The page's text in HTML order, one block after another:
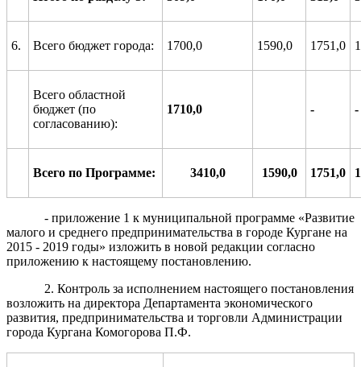
6. Всего бюджет города: 1700,0 1590,0 1751,0
Всего областной
бюджет (по
согласованию):
1710,0 - -
Всего по Программе: 3410,0 1590,0 1751,0
- приложение 1 к муниципальной программе «Развитие
малого и среднего предпринимательства в городе Кургане на
2015 - 2019 годы» изложить в новой редакции согласно
приложению к настоящему постановлению.
2. Контроль за исполнением настоящего постановления
возложить на директора Департамента экономического
развития, предпринимательства и торговли Администрации
города Кургана Комогорова П.Ф.